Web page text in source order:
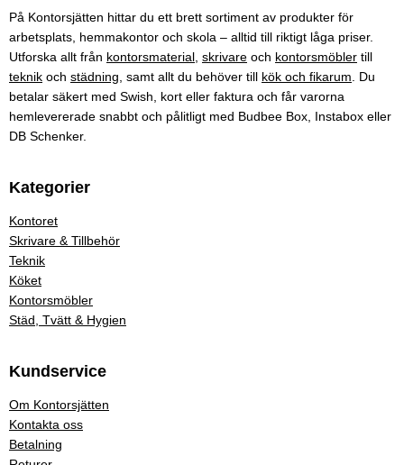
På Kontorsjätten hittar du ett brett sortiment av produkter för
arbetsplats, hemmakontor och skola – alltid till riktigt låga priser.
Utforska allt från kontorsmaterial skrivare och kontorsmöbler till
teknik och städning , samt allt du behöver till kök och fikarum . Du
betalar säkert med Swish, kort eller faktura och får varorna
hemlevererade snabbt och pålitligt med Budbee Box, Instabox eller
DB Schenker.
Kategorier
Kontoret
Skrivare & Tillbehör
Teknik
Köket
Kontorsmöbler
Städ, Tvätt & Hygien
Kundservice
Om Kontorsjätten
Kontakta oss
Betalning